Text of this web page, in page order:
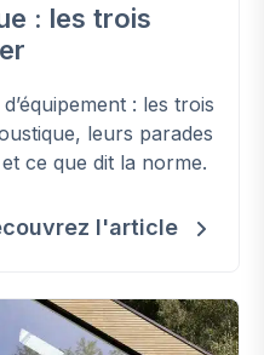
: les trois
: les trois
leurs parades
ce que dit la norme.
l'article